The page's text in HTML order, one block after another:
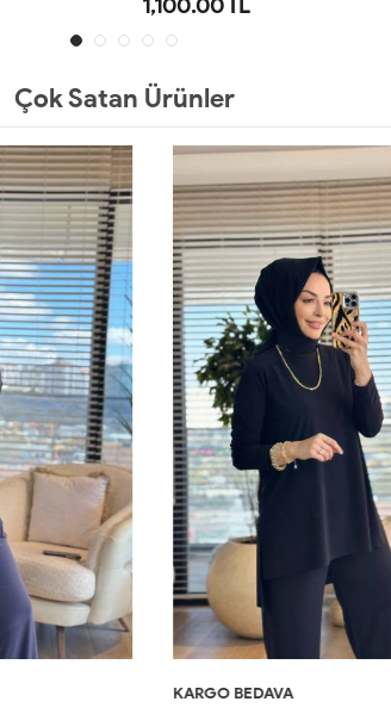
1,100.00 TL
Çok Satan Ürünler
KARGO BEDAVA